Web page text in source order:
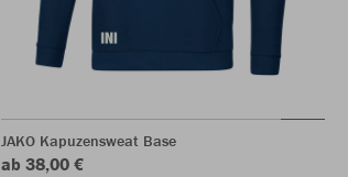
JAKO Kapuzensweat Base
ab 38,00 €